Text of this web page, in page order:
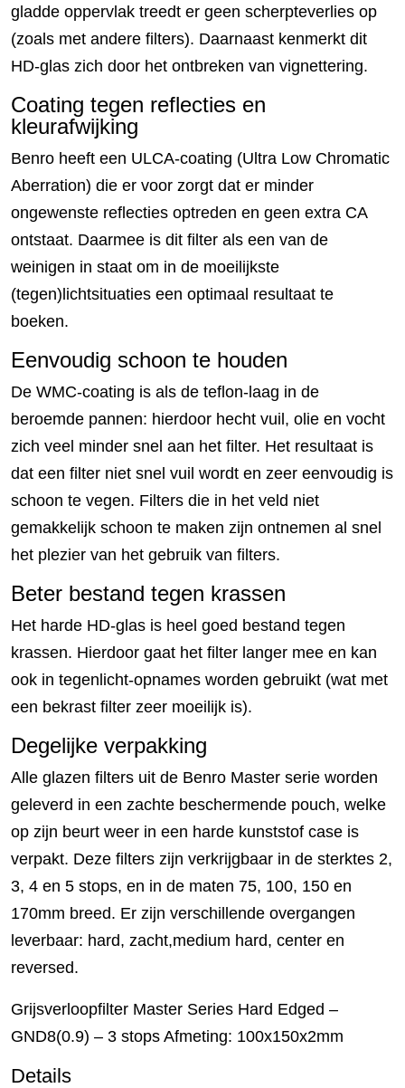
gladde oppervlak treedt er geen scherpteverlies op
(zoals met andere filters). Daarnaast kenmerkt dit
HD-glas zich door het ontbreken van vignettering.
Coating tegen reflecties en
kleurafwijking
Benro heeft een ULCA-coating (Ultra Low Chromatic
Aberration) die er voor zorgt dat er minder
ongewenste reflecties optreden en geen extra CA
ontstaat. Daarmee is dit filter als een van de
weinigen in staat om in de moeilijkste
(tegen)lichtsituaties een optimaal resultaat te
boeken.
Eenvoudig schoon te houden
De WMC-coating is als de teflon-laag in de
beroemde pannen: hierdoor hecht vuil, olie en vocht
zich veel minder snel aan het filter. Het resultaat is
dat een filter niet snel vuil wordt en zeer eenvoudig is
schoon te vegen. Filters die in het veld niet
gemakkelijk schoon te maken zijn ontnemen al snel
het plezier van het gebruik van filters.
Beter bestand tegen krassen
Het harde HD-glas is heel goed bestand tegen
krassen. Hierdoor gaat het filter langer mee en kan
ook in tegenlicht-opnames worden gebruikt (wat met
een bekrast filter zeer moeilijk is).
Degelijke verpakking
Alle glazen filters uit de Benro Master serie worden
geleverd in een zachte beschermende pouch, welke
op zijn beurt weer in een harde kunststof case is
verpakt. Deze filters zijn verkrijgbaar in de sterktes 2,
3, 4 en 5 stops, en in de maten 75, 100, 150 en
170mm breed. Er zijn verschillende overgangen
leverbaar: hard, zacht,medium hard, center en
reversed.
Grijsverloopfilter Master Series Hard Edged –
GND8(0.9) – 3 stops Afmeting: 100x150x2mm
Details